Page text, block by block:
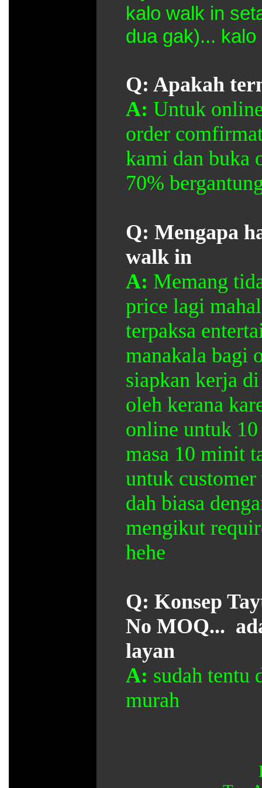
kalo walk in
dua gak)...
Q: Apakah
A: Untuk
order
kami dan buka
70%
Q: Mengapa
walk in
A: Memang
price lagi
terpaksa
manakala bagi
siapkan kerja
oleh kerana
online untuk
masa 10 minit
untuk
dah biasa
mengikut
hehe
Q: Konsep
No MOQ...
layan
A: sudah tentu
murah